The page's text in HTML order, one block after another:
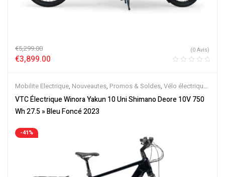
€5,299.00
€3,899.00
(0 Avis)
Mobilite Electrique, Nouveautes, Promos & Soldes, Vélo électrique
ville,Velos Electriques,VTC Electrique
VTC Électrique Winora Yakun 10 Uni Shimano Deore 10V 750
Wh 27.5 » Bleu Foncé 2023
-41%